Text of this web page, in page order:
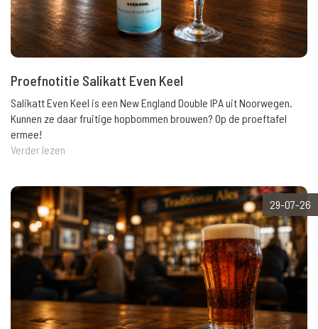
Proefnotitie Salikatt Even Keel
Salikatt Even Keel is een New England Double IPA uit Noorwegen.
Kunnen ze daar fruitige hopbommen brouwen? Op de proeftafel
ermee!
Verder lezen
29-07-26